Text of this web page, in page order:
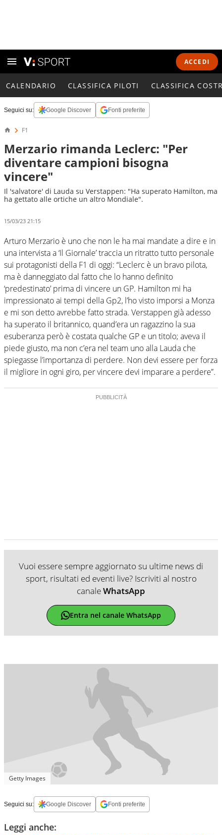
ACCEDI
CALENDARIO CLASSIFICA PILOTI CLASSIFICA
Seguici su: Google Discover Fonti preferite
F1
Merzario rimanda Leclerc: "Per
diventare campioni bisogna
vincere"
Il 'salvatore' di Lauda su Verstappen: "Ha superato Hamilton, ma
ha gettato alle ortiche un altro Mondiale".
15/03/23 21:15
Arturo Merzario è uno che non le ha mai mandate a dire e in
una intervista a ‘Il Giornale’ traccia un ritratto tutto personale
sui protagonisti della F1 di oggi: “Leclerc è un bravo pilota,
ma è danneggiato dal fatto che lo hanno definito
‘predestinato’ prima di vincere un GP. Hamilton mi ha
impressionato ai tempi della Gp2, l’ho visto imporsi a Monza
e mi son detto avrebbe fatto strada. Verstappen già adesso
ha superato il britannico, quand’era un ragazzino la sua
esuberanza però è costata qualche GP e un titolo; aveva il
piede giusto, ma non c’era nel team uno alla Lauda che
spiegasse l’importanza di perdere. Non devi essere per forza
il migliore in ogni giro, per vincere devi imparare a perdere”.
Vuoi essere sempre aggiornato su ultime news di
sport, risultati ed eventi live? Iscriviti al nostro
canaleWhatsApp
Entra nel canale WhatsApp
Getty Images
Seguici su: Google Discover Fonti preferite
Leggi anche: